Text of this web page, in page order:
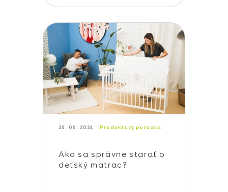
26. 06. 2024 Produktový poradca
Ako sa správne starať o
detský matrac?